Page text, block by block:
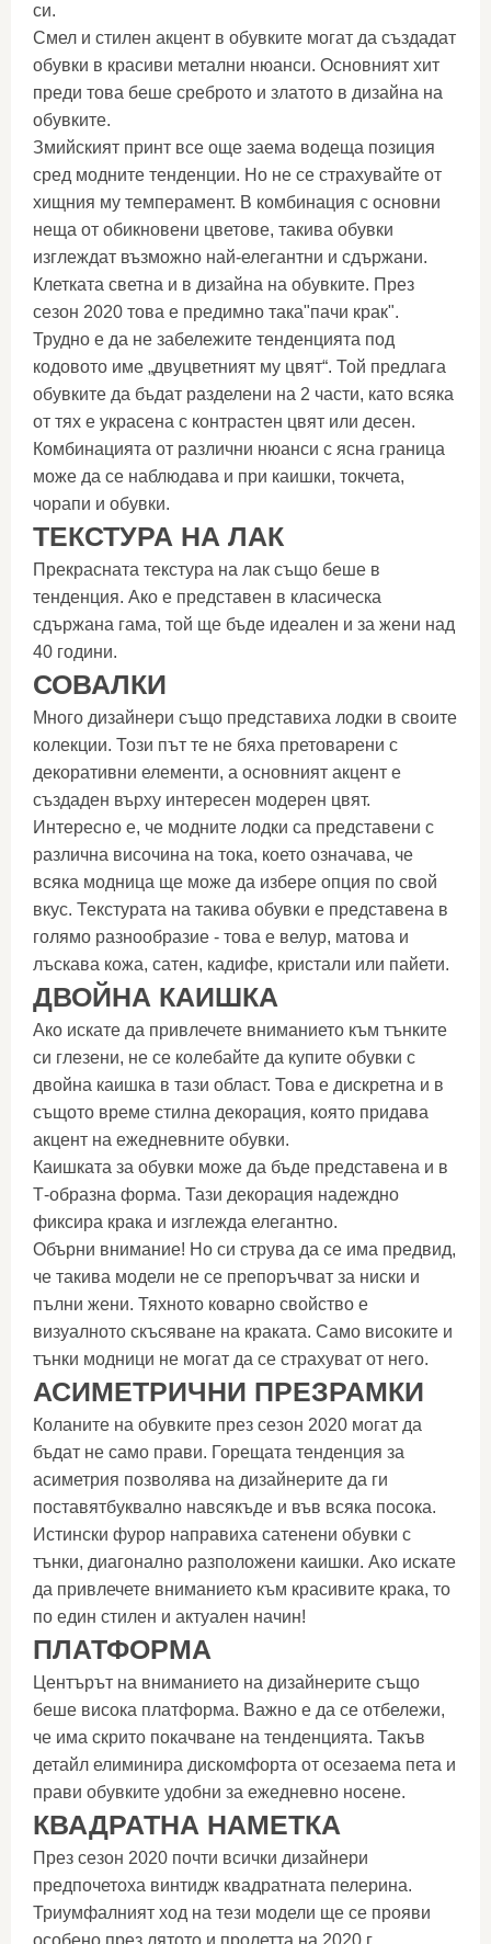
си.
Смел и стилен акцент в обувките могат да създадат
обувки в красиви метални нюанси. Основният хит
преди това беше среброто и златото в дизайна на
обувките.
Змийският принт все още заема водеща позиция
сред модните тенденции. Но не се страхувайте от
хищния му темперамент. В комбинация с основни
неща от обикновени цветове, такива обувки
изглеждат възможно най-елегантни и сдържани.
Клетката светна и в дизайна на обувките. През
сезон 2020 това е предимно така"пачи крак".
Трудно е да не забележите тенденцията под
кодовото име „двуцветният му цвят“. Той предлага
обувките да бъдат разделени на 2 части, като всяка
от тях е украсена с контрастен цвят или десен.
Комбинацията от различни нюанси с ясна граница
може да се наблюдава и при каишки, токчета,
чорапи и обувки.
ТЕКСТУРА НА ЛАК
Прекрасната текстура на лак също беше в
тенденция. Ако е представен в класическа
сдържана гама, той ще бъде идеален и за жени над
40 години.
СОВАЛКИ
Много дизайнери също представиха лодки в своите
колекции. Този път те не бяха претоварени с
декоративни елементи, а основният акцент е
създаден върху интересен модерен цвят.
Интересно е, че модните лодки са представени с
различна височина на тока, което означава, че
всяка модница ще може да избере опция по свой
вкус. Текстурата на такива обувки е представена в
голямо разнообразие - това е велур, матова и
лъскава кожа, сатен, кадифе, кристали или пайети.
ДВОЙНА КАИШКА
Ако искате да привлечете вниманието към тънките
си глезени, не се колебайте да купите обувки с
двойна каишка в тази област. Това е дискретна и в
същото време стилна декорация, която придава
акцент на ежедневните обувки.
Каишката за обувки може да бъде представена и в
Т-образна форма. Тази декорация надеждно
фиксира крака и изглежда елегантно.
Обърни внимание! Но си струва да се има предвид,
че такива модели не се препоръчват за ниски и
пълни жени. Тяхното коварно свойство е
визуалното скъсяване на краката. Само високите и
тънки модници не могат да се страхуват от него.
АСИМЕТРИЧНИ ПРЕЗРАМКИ
Коланите на обувките през сезон 2020 могат да
бъдат не само прави. Горещата тенденция за
асиметрия позволява на дизайнерите да ги
поставятбуквално навсякъде и във всяка посока.
Истински фурор направиха сатенени обувки с
тънки, диагонално разположени каишки. Ако искате
да привлечете вниманието към красивите крака, то
по един стилен и актуален начин!
ПЛАТФОРМА
Центърът на вниманието на дизайнерите също
беше висока платформа. Важно е да се отбележи,
че има скрито покачване на тенденцията. Такъв
детайл елиминира дискомфорта от осезаема пета и
прави обувките удобни за ежедневно носене.
КВАДРАТНА НАМЕТКА
През сезон 2020 почти всички дизайнери
предпочетоха винтидж квадратната пелерина.
Триумфалният ход на тези модели ще се прояви
особено през лятото и пролетта на 2020 г.